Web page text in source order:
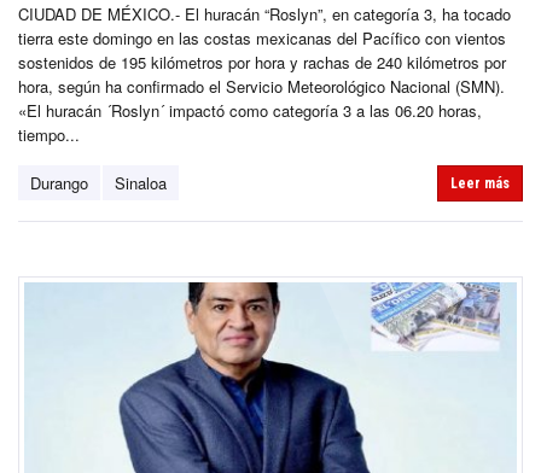
CIUDAD DE MÉXICO.- El huracán “Roslyn”, en categoría 3, ha tocado
tierra este domingo en las costas mexicanas del Pacífico con vientos
sostenidos de 195 kilómetros por hora y rachas de 240 kilómetros por
hora, según ha confirmado el Servicio Meteorológico Nacional (SMN).
«El huracán ´Roslyn´ impactó como categoría 3 a las 06.20 horas,
tiempo...
Durango Sinaloa Leer más